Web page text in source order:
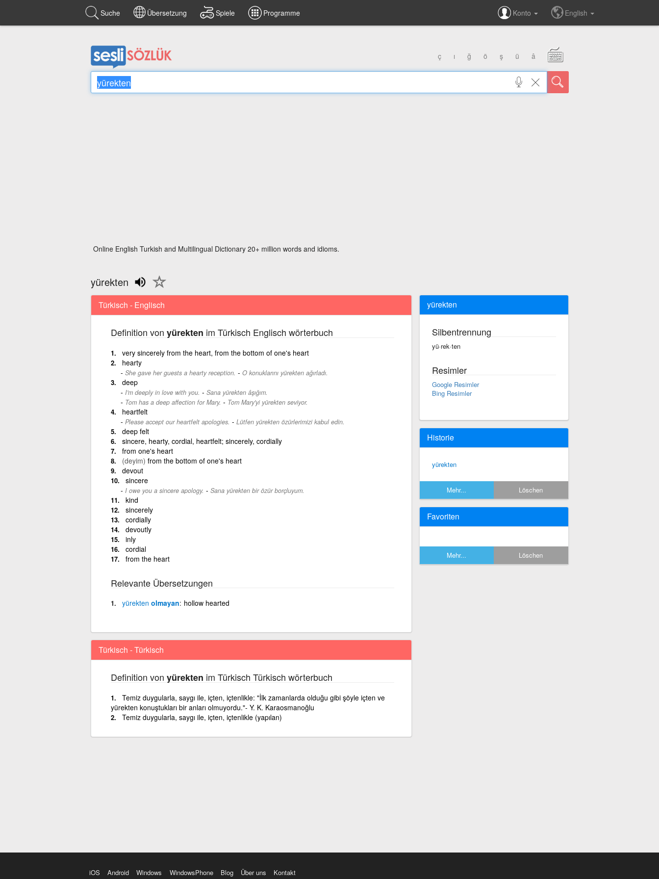
Suche Übersetzung Spiele Programme Konto English
ç ı ğ ö ş ü â
Online English Turkish and Multilingual Dictionary 20+ million words and idioms.
yürekten
Türkisch - Englisch
Definition von yürekten im Türkisch Englisch wörterbuch
very sincerely from the heart, from the bottom of one's heart
hearty
She gave her guests a hearty reception. - O konuklarını yürekten ağırladı.
deep
I'm deeply in love with you. - Sana yürekten âşığım.
Tom has a deep affection for Mary. - Tom Mary'yi yürekten seviyor.
heartfelt
Please accept our heartfelt apologies. - Lütfen yürekten özürlerimizi kabul edin.
deep felt
sincere, hearty, cordial, heartfelt; sincerely, cordially
from one's heart
(deyim) from the bottom of one's heart
devout
sincere
I owe you a sincere apology. - Sana yürekten bir özür borçluyum.
kind
sincerely
cordially
devoutly
inly
cordial
from the heart
Relevante Übersetzungen
yürekten olmayan hollow hearted
Türkisch - Türkisch
Definition von yürekten im Türkisch Türkisch wörterbuch
Temiz duygularla, saygı ile, içten, içtenlikle: "İlk zamanlarda olduğu gibi şöyle içten ve
yürekten konuştukları bir anları olmuyordu."- Y. K. Karaosmanoğlu
Temiz duygularla, saygı ile, içten, içtenlikle (yapılan)
yürekten
Silbentrennung
yü·rek·ten
Resimler
Google Resimler
Bing Resimler
Historie
yürekten
Mehr... Löschen
Favoriten
Mehr... Löschen
iOS Android Windows WindowsPhone Blog Über uns Kontakt